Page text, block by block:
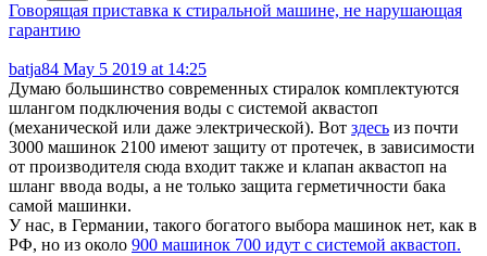
Говорящая приставка к стиральной машине, не нарушающая
гарантию
batja84 May 5 2019 at 14:25
Думаю большинство современных стиралок комплектуются
шлангом подключения воды с системой аквастоп
(механической или даже электрической). Вот здесь из почти
3000 машинок 2100 имеют защиту от протечек, в зависимости
от производителя сюда входит также и клапан аквастоп на
шланг ввода воды, а не только защита герметичности бака
самой машинки.
У нас, в Германии, такого богатого выбора машинок нет, как в
РФ, но из около 900 машинок 700 идут с системой аквастоп.